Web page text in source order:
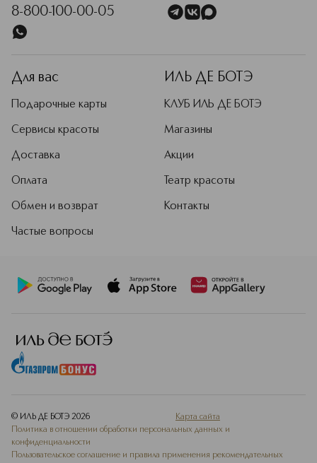
8-800-100-00-05
Для вас
Подарочные карты
Сервисы красоты
Доставка
Оплата
Обмен и возврат
Частые вопросы
ИЛЬ ДЕ БОТЭ
КЛУБ ИЛЬ ДЕ БОТЭ
Магазины
Акции
Театр красоты
Контакты
© ИЛЬ ДЕ БОТЭ 2026
Карта сайта
Политика в отношении обработки персональных данных и
конфиденциальности
Пользовательское соглашение и правила применения рекомендательных